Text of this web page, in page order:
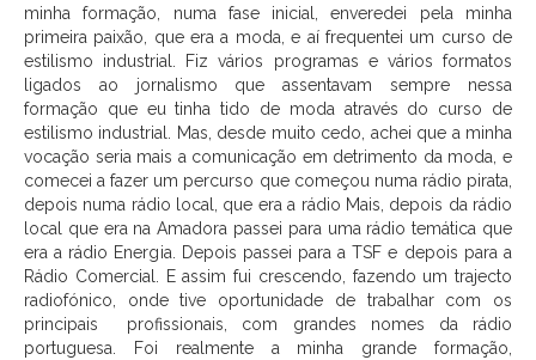
minha formação, numa fase inicial, enveredei pela minha
primeira paixão, que era a moda, e aí frequentei um curso de
estilismo industrial. Fiz vários programas e vários formatos
ligados ao jornalismo que assentavam sempre nessa
formação que eu tinha tido de moda através do curso de
estilismo industrial. Mas, desde muito cedo, achei que a minha
vocação seria mais a comunicação em detrimento da moda, e
comecei a fazer um percurso que começou numa rádio pirata,
depois numa rádio local, que era a rádio Mais, depois da rádio
local que era na Amadora passei para uma rádio temática que
era a rádio Energia. Depois passei para a TSF e depois para a
Rádio Comercial. E assim fui crescendo, fazendo um trajecto
radiofónico, onde tive oportunidade de trabalhar com os
principais profissionais, com grandes nomes da rádio
portuguesa. Foi realmente a minha grande formação,